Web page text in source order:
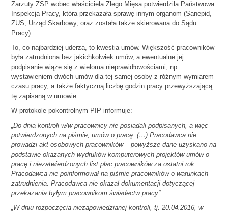
Zarzuty ZSP wobec właściciela Złego Mięsa potwierdziła Państwowa
Inspekcja Pracy, która przekazała sprawę innym organom (Sanepid,
ZUS, Urząd Skarbowy, oraz została także skierowana do Sądu
Pracy).
To, co najbardziej uderza, to kwestia umów. Większość pracowników
była zatrudniona bez jakichkolwiek umów, a ewentualne jej
podpisanie wiąże się z wieloma nieprawidłowościami, np.
wystawieniem dwóch umów dla tej samej osoby z różnym wymiarem
czasu pracy, a także faktyczną liczbę godzin pracy przewyższającą
tę zapisaną w umowie
W protokole pokontrolnym PIP informuje:
„Do dnia kontroli w/w pracownicy nie posiadali podpisanych, a więc
potwierdzonych na piśmie, umów o pracę. (…) Pracodawca nie
prowadzi akt osobowych pracowników – powyższe dane uzyskano na
podstawie okazanych wydruków komputerowych projektów umów o
pracę i niezatwierdzonych list płac pracowników za ostatni rok.
Pracodawca nie poinformował na piśmie pracowników o warunkach
zatrudnienia. Pracodawca nie okazał dokumentacji dotyczącej
przekazania byłym pracownikom świadectw pracy”.
„W dniu rozpoczęcia niezapowiedzianej kontroli, tj. 20.04.2016, w